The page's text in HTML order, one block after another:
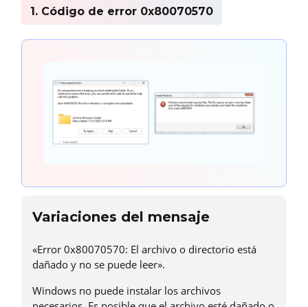
1. Código de error 0x80070570
Variaciones del mensaje
«Error 0x80070570: El archivo o directorio está
dañado y no se puede leer».
Windows no puede instalar los archivos